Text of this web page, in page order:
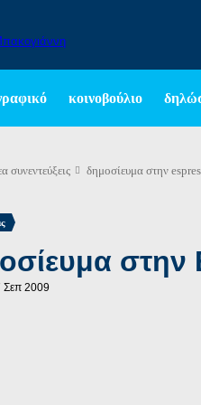
κοινοβούλιο
συνεντεύξεις δημοσίευμα στην
Σεπ 2009